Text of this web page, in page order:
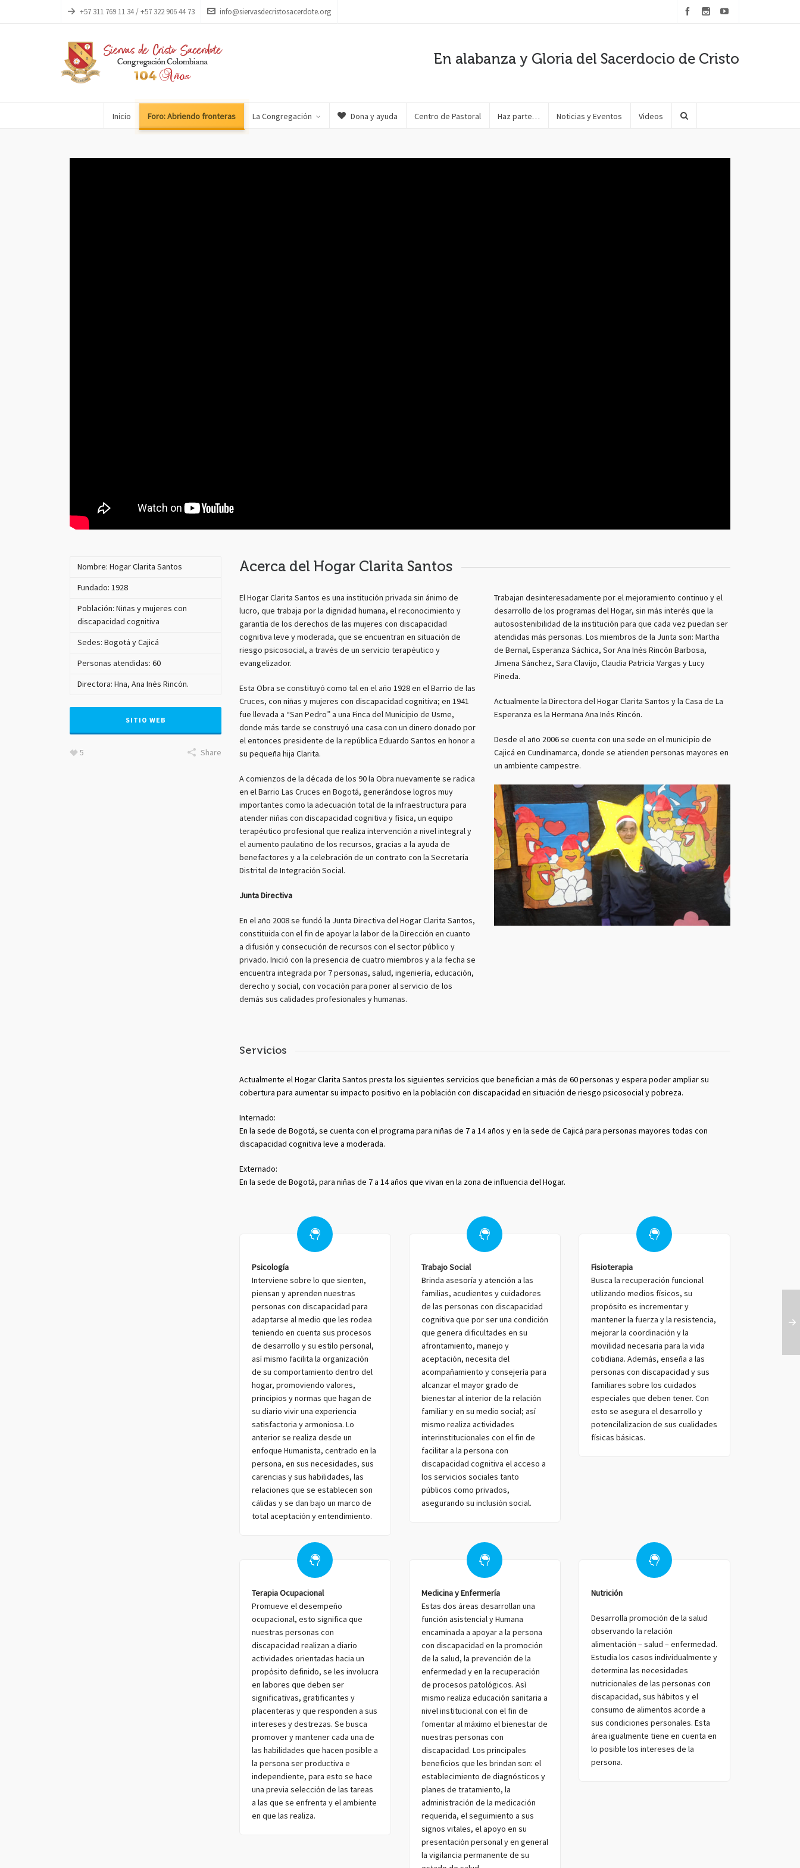
+57 311 769 11 34 / +57 322 906 44 73 info@siervasdecristosacerdote.org
En alabanza y Gloria del Sacerdocio de Cristo
Inicio Foro: Abriendo fronteras La Congregación Dona y ayuda Centro de Pastoral Haz parte… Noticias y Eventos Videos
Acerca del Hogar Clarita Santos
El Hogar Clarita Santos es una institución privada sin ánimo de
lucro, que trabaja por la dignidad humana, el reconocimiento y
garantía de los derechos de las mujeres con discapacidad
cognitiva leve y moderada, que se encuentran en situación de
riesgo psicosocial, a través de un servicio terapéutico y
evangelizador.
Esta Obra se constituyó como tal en el año 1928 en el Barrio de las
Cruces, con niñas y mujeres con discapacidad cognitiva; en 1941
fue llevada a “San Pedro” a una Finca del Municipio de Usme,
donde más tarde se construyó una casa con un dinero donado por
el entonces presidente de la república Eduardo Santos en honor a
su pequeña hija Clarita.
A comienzos de la década de los 90 la Obra nuevamente se radica
en el Barrio Las Cruces en Bogotá, generándose logros muy
importantes como la adecuación total de la infraestructura para
atender niñas con discapacidad cognitiva y física, un equipo
terapéutico profesional que realiza intervención a nivel integral y
el aumento paulatino de los recursos, gracias a la ayuda de
benefactores y a la celebración de un contrato con la Secretaría
Distrital de Integración Social.
Junta Directiva
En el año 2008 se fundó la Junta Directiva del Hogar Clarita Santos,
constituida con el fin de apoyar la labor de la Dirección en cuanto
a difusión y consecución de recursos con el sector público y
privado. Inició con la presencia de cuatro miembros y a la fecha se
encuentra integrada por 7 personas, salud, ingeniería, educación,
derecho y social, con vocación para poner al servicio de los
demás sus calidades profesionales y humanas.
Trabajan desinteresadamente por el mejoramiento continuo y el
desarrollo de los programas del Hogar, sin más interés que la
autosostenibilidad de la institución para que cada vez puedan ser
atendidas más personas. Los miembros de la Junta son: Martha
de Bernal, Esperanza Sáchica, Sor Ana Inés Rincón Barbosa,
Jimena Sánchez, Sara Clavijo, Claudia Patricia Vargas y Lucy
Pineda.
Actualmente la Directora del Hogar Clarita Santos y la Casa de La
Esperanza es la Hermana Ana Inés Rincón.
Desde el año 2006 se cuenta con una sede en el municipio de
Cajicá en Cundinamarca, donde se atienden personas mayores en
un ambiente campestre.
Hogar Clarita Santos Hogar Clarita Santos
Servicios
Actualmente el Hogar Clarita Santos presta los siguientes servicios que benefician a más de 60 personas y espera poder ampliar su
cobertura para aumentar su impacto positivo en la población con discapacidad en situación de riesgo psicosocial y pobreza.
Internado:
En la sede de Bogotá, se cuenta con el programa para niñas de 7 a 14 años y en la sede de Cajicá para personas mayores todas con
discapacidad cognitiva leve a moderada.
Externado:
En la sede de Bogotá, para niñas de 7 a 14 años que vivan en la zona de influencia del Hogar.
Psicología
Interviene sobre lo que sienten,
piensan y aprenden nuestras
personas con discapacidad para
adaptarse al medio que les rodea
teniendo en cuenta sus procesos
de desarrollo y su estilo personal,
así mismo facilita la organización
de su comportamiento dentro del
hogar, promoviendo valores,
principios y normas que hagan de
su diario vivir una experiencia
satisfactoria y armoniosa. Lo
anterior se realiza desde un
enfoque Humanista, centrado en la
persona, en sus necesidades, sus
carencias y sus habilidades, las
relaciones que se establecen son
cálidas y se dan bajo un marco de
total aceptación y entendimiento.
Trabajo Social
Brinda asesoría y atención a las
familias, acudientes y cuidadores
de las personas con discapacidad
cognitiva que por ser una condición
que genera dificultades en su
afrontamiento, manejo y
aceptación, necesita del
acompañamiento y consejería para
alcanzar el mayor grado de
bienestar al interior de la relación
familiar y en su medio social; así
mismo realiza actividades
interinstitucionales con el fin de
facilitar a la persona con
discapacidad cognitiva el acceso a
los servicios sociales tanto
públicos como privados,
asegurando su inclusión social.
Fisioterapia
Busca la recuperación funcional
utilizando medios físicos, su
propósito es incrementar y
mantener la fuerza y la resistencia,
mejorar la coordinación y la
movilidad necesaria para la vida
cotidiana. Además, enseña a las
personas con discapacidad y sus
familiares sobre los cuidados
especiales que deben tener. Con
esto se asegura el desarrollo y
potencilalizacion de sus cualidades
físicas básicas.
Terapia Ocupacional
Promueve el desempeño
ocupacional, esto significa que
nuestras personas con
discapacidad realizan a diario
actividades orientadas hacia un
propósito definido, se les involucra
en labores que deben ser
significativas, gratificantes y
placenteras y que responden a sus
intereses y destrezas. Se busca
promover y mantener cada una de
las habilidades que hacen posible a
la persona ser productiva e
independiente, para esto se hace
una previa selección de las tareas
a las que se enfrenta y el ambiente
en que las realiza.
Medicina y Enfermería
Estas dos áreas desarrollan una
función asistencial y Humana
encaminada a apoyar a la persona
con discapacidad en la promoción
de la salud, la prevención de la
enfermedad y en la recuperación
de procesos patológicos. Asì
mismo realiza educación sanitaria a
nivel institucional con el fin de
fomentar al máximo el bienestar de
nuestras personas con
discapacidad. Los principales
beneficios que les brindan son: el
establecimiento de diagnósticos y
planes de tratamiento, la
administración de la medicación
requerida, el seguimiento a sus
signos vitales, el apoyo en su
presentación personal y en general
la vigilancia permanente de su
Nutrición
Desarrolla promoción de la salud
observando la relación
alimentación – salud – enfermedad.
Estudia los casos individualmente y
determina las necesidades
nutricionales de las personas con
discapacidad, sus hábitos y el
consumo de alimentos acorde a
sus condiciones personales. Esta
área igualmente tiene en cuenta en
lo posible los intereses de la
persona.
Nombre: Hogar Clarita Santos
Fundado: 1928
Población: Niñas y mujeres con
discapacidad cognitiva
Sedes: Bogotá y Cajicá
Personas atendidas: 60
Directora: Hna, Ana Inés Rincón.
SITIO WEB
5 Share